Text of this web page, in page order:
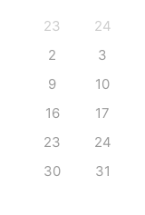
23 24
2
3
9
10
16
17
23
24
30
31